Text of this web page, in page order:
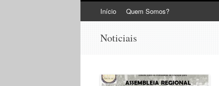
para
conteúdo
Início Quem Somos?
Noticiais